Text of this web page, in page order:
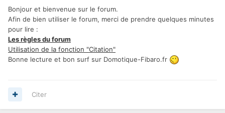
Bonjour et bienvenue sur le forum.
Afin de bien utiliser le forum, merci de prendre quelques minutes
pour lire :
Les règles du forum
Utilisation de la fonction "Citation"
Bonne lecture et bon surf sur Domotique-Fibaro.fr
Citer